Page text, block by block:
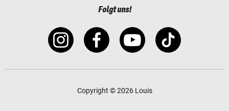
Folgt uns!
Copyright © 2026 Louis